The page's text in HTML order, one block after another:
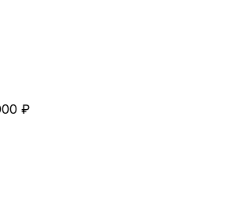
₽